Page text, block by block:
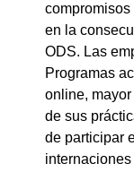
en la
ODS. Las
Programas
online,
de sus
de participar